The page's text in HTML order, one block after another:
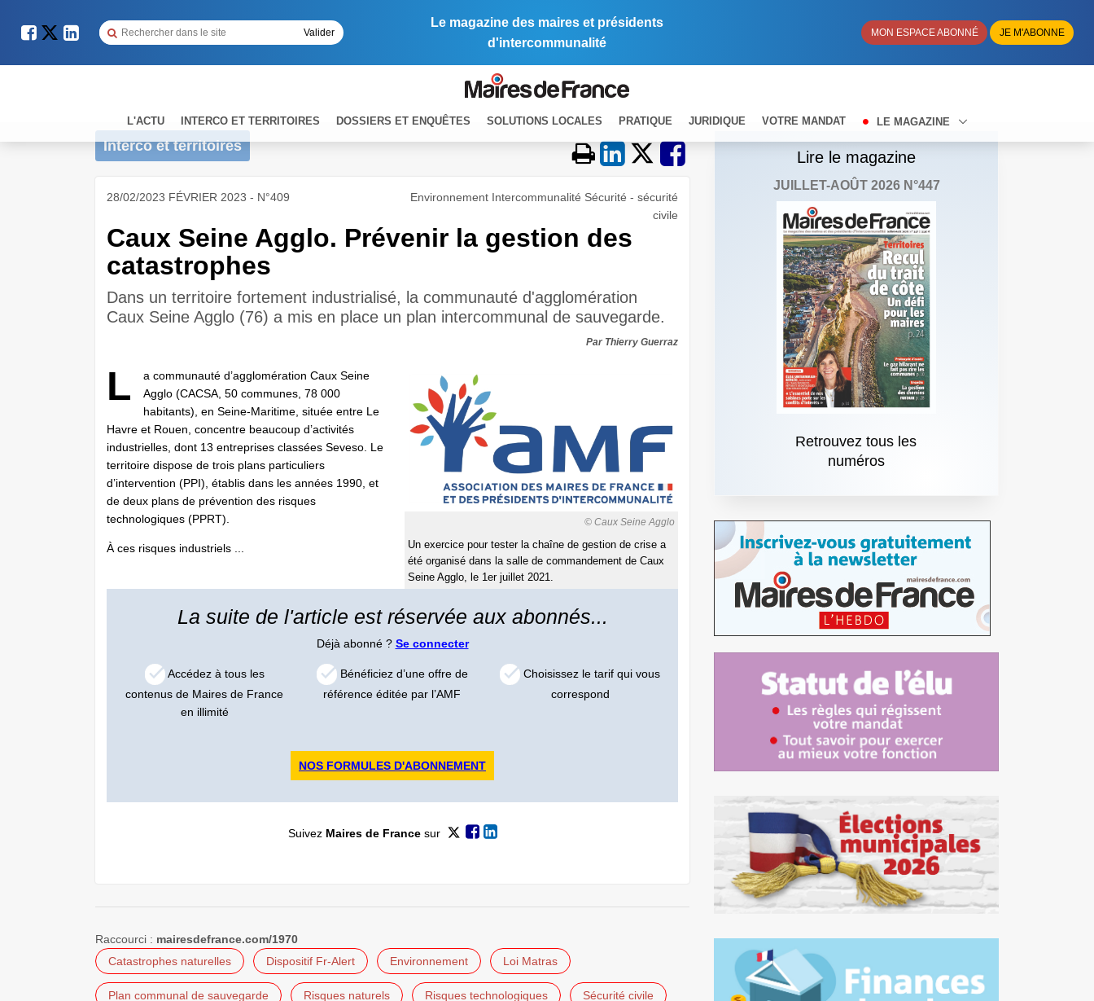
Le magazine des maires et présidents
d'intercommunalité
MON ESPACE ABONNÉ JE M'ABONNE
L'ACTU INTERCO ET TERRITOIRES DOSSIERS ET ENQUÊTES SOLUTIONS LOCALES PRATIQUE JURIDIQUE VOTRE MANDAT LE MAGAZINE
Interco et territoires
28/02/2023 FÉVRIER 2023 - N°409
Environnement Intercommunalité Sécurité - sécurité
civile
Caux Seine Agglo. Prévenir la gestion des
catastrophes
Dans un territoire fortement industrialisé, la communauté d'agglomération
Caux Seine Agglo (76) a mis en place un plan intercommunal de sauvegarde.
Par Thierry Guerraz
© Caux Seine Agglo
Un exercice pour tester la chaîne de gestion de crise a
été organisé dans la salle de commandement de Caux
Seine Agglo, le 1er juillet 2021.
L
a communauté d’agglomération Caux Seine
Agglo (CACSA, 50 communes, 78 000
habitants), en Seine-Maritime, située entre Le
Havre et Rouen, concentre beaucoup d’activités
industrielles, dont 13 entreprises classées Seveso. Le
territoire dispose de trois plans particuliers
d’intervention (PPI), établis dans les années 1990, et
de deux plans de prévention des risques
technologiques (PPRT).
À ces risques industriels ...
La suite de l'article est réservée aux abonnés...
Déjà abonné ? Se connecter
Accédez à tous les
contenus de Maires de France
en illimité
Bénéficiez d’une offre de
référence éditée par l’AMF
Choisissez le tarif qui vous
correspond
NOS FORMULES D'ABONNEMENT
Suivez Maires de Francesur
Raccourci : mairesdefrance.com/1970
Catastrophes naturelles
Dispositif Fr-Alert Environnement Loi Matras
Plan communal de sauvegarde Risques naturels Risques technologiques Sécurité civile
Lire le magazine
JUILLET-AOÛT 2026 N°447
Retrouvez tous les
numéros